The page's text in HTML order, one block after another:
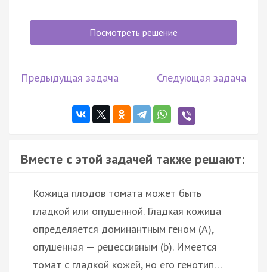
Посмотреть решение
Предыдущая задача Следующая задача
Вместе с этой задачей также решают:
Кожица плодов томата может быть
гладкой или опушенной. Гладкая кожица
определяется доминантным геном (А),
опушенная — рецессивным (b). Имеется
томат с гладкой кожей, но его генотип…